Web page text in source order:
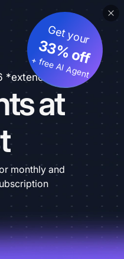
at
Get your
33% off
+ free AI Agent
monthly and